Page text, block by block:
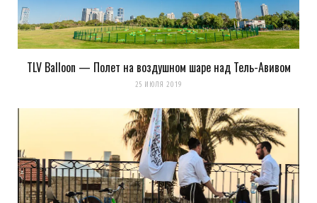
TLV Balloon — Полет на воздушном шаре над Тель-Авивом
25 ИЮЛЯ 2019